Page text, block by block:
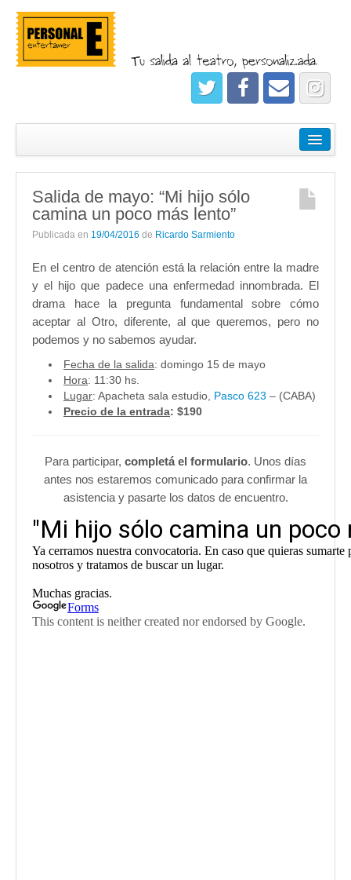
Empresas
Salidas
Registrate
Salida de mayo: “Mi hijo sólo
camina un poco más lento”
Publicada en 19/04/2016 de Ricardo Sarmiento
En el centro de atención está la relación entre la madre
y el hijo que padece una enfermedad innombrada. El
drama hace la pregunta fundamental sobre cómo
aceptar al Otro, diferente, al que queremos, pero no
podemos y no sabemos ayudar.
Fecha de la salida: domingo 15 de mayo
Hora: 11:30 hs.
Lugar: Apacheta sala estudio, Pasco 623 – (CABA)
Precio de la entrada: $190
Para participar, completá el formulario. Unos días
antes nos estaremos comunicado para confirmar la
asistencia y pasarte los datos de encuentro.